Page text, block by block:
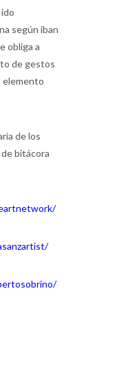
según iban
obliga a
de gestos
elemento
de los
bitácora